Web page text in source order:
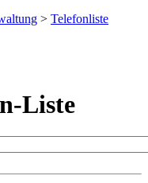
> Telefonliste
Liste